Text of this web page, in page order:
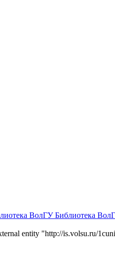
Библиотека
entity "http://is.volsu.ru/